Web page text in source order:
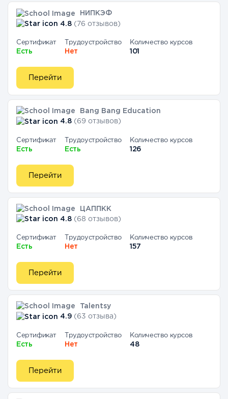
НИПКЭФ
4.8 (76 отзывов)
Сертификат
Есть
Трудоустройство
Нет
Количество курсов
101
Перейти
Bang Bang Education
4.8 (69 отзывов)
Сертификат
Есть
Трудоустройство
Есть
Количество курсов
126
Перейти
ЦАППКК
4.8 (68 отзывов)
Сертификат
Есть
Трудоустройство
Нет
Количество курсов
157
Перейти
Talentsy
4.9 (63 отзыва)
Сертификат
Есть
Трудоустройство
Нет
Количество курсов
48
Перейти